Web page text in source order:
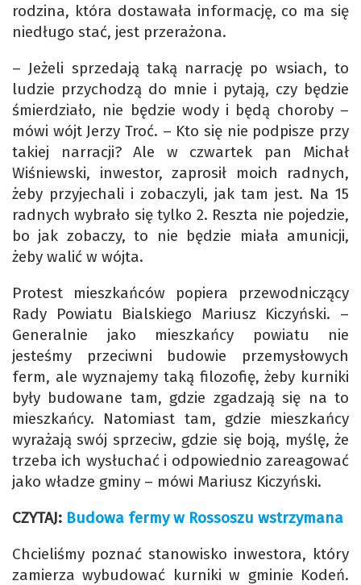
rodzina, która dostawała informację, co ma się
niedługo stać, jest przerażona.
– Jeżeli sprzedają taką narrację po wsiach, to
ludzie przychodzą do mnie i pytają, czy będzie
śmierdziało, nie będzie wody i będą choroby –
mówi wójt Jerzy Troć. – Kto się nie podpisze przy
takiej narracji? Ale w czwartek pan Michał
Wiśniewski, inwestor, zaprosił moich radnych,
żeby przyjechali i zobaczyli, jak tam jest. Na 15
radnych wybrało się tylko 2. Reszta nie pojedzie,
bo jak zobaczy, to nie będzie miała amunicji,
żeby walić w wójta.
Protest mieszkańców popiera przewodniczący
Rady Powiatu Bialskiego Mariusz Kiczyński. –
Generalnie jako mieszkańcy powiatu nie
jesteśmy przeciwni budowie przemysłowych
ferm, ale wyznajemy taką filozofię, żeby kurniki
były budowane tam, gdzie zgadzają się na to
mieszkańcy. Natomiast tam, gdzie mieszkańcy
wyrażają swój sprzeciw, gdzie się boją, myślę, że
trzeba ich wysłuchać i odpowiednio zareagować
jako władze gminy – mówi Mariusz Kiczyński.
CZYTAJ: Budowa fermy w Rossoszu wstrzymana
Chcieliśmy poznać stanowisko inwestora, który
zamierza wybudować kurniki w gminie Kodeń.